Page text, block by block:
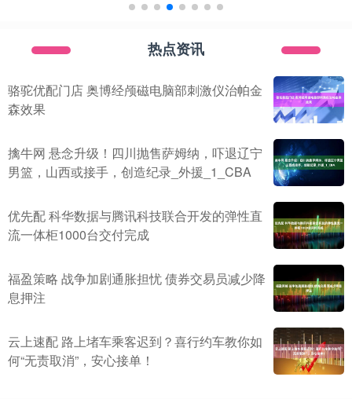
热点资讯
骆驼优配门店 奥博经颅磁电脑部刺激仪治帕金
森效果
擒牛网 悬念升级！四川抛售萨姆纳，吓退辽宁
男篮，山西或接手，创造纪录_外援_1_CBA
优先配 科华数据与腾讯科技联合开发的弹性直
流一体柜1000台交付完成
福盈策略 战争加剧通胀担忧 债券交易员减少降
息押注
云上速配 路上堵车乘客迟到？喜行约车教你如
何“无责取消”，安心接单！